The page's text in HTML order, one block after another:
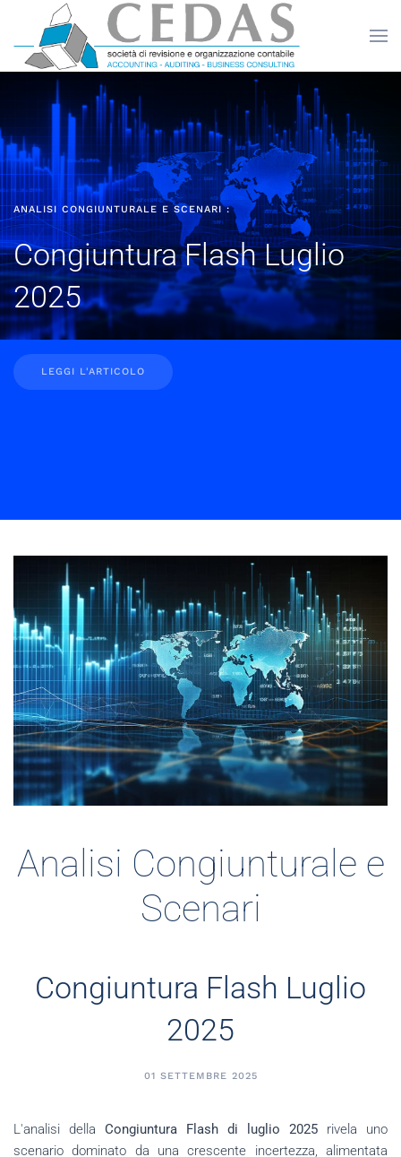
Skip to main content
ANALISI CONGIUNTURALE E SCENARI :
Congiuntura Flash Luglio
2025
LEGGI L'ARTICOLO
Analisi Congiunturale e
Scenari
Congiuntura Flash Luglio
2025
01 SETTEMBRE 2025
L'analisi della Congiuntura Flash di luglio 2025 rivela uno
scenario dominato da una crescente incertezza, alimentata